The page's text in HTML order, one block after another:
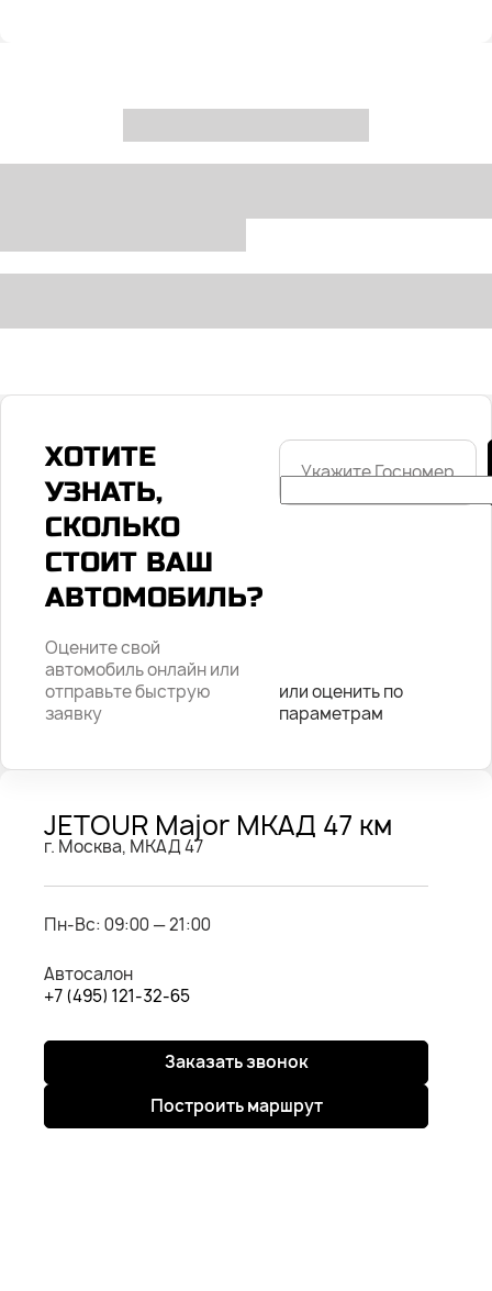
ХОТИТЕ
УЗНАТЬ,
СКОЛЬКО
СТОИТ ВАШ
АВТОМОБИЛЬ?
Оцените свой
автомобиль онлайн или
отправьте быструю
заявку
УкажитеГосномер
или оценить по
параметрам
JETOUR Major МКАД 47 км
г. Москва, МКАД 47
Пн-Вс: 09:00 — 21:00
Автосалон
+7 (495) 121-32-65
Заказать звонок
Построить маршрут